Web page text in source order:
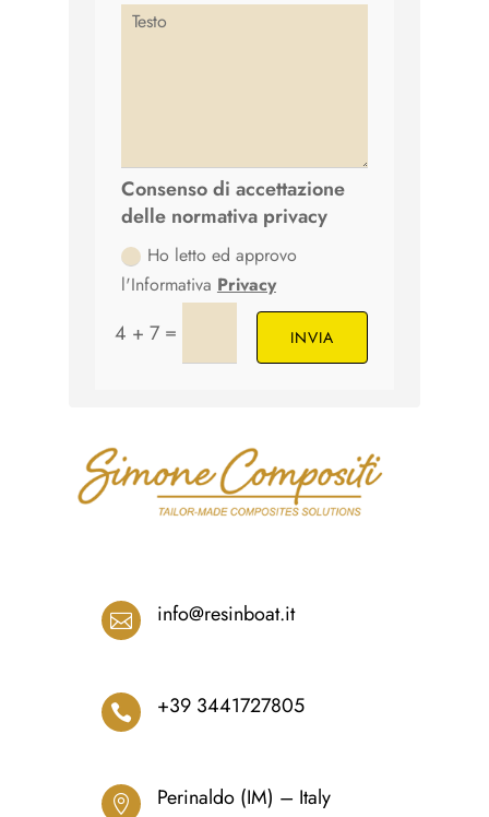
Consenso di accettazione
delle normativa privacy
Ho letto ed approvo
l'Informativa Privacy
4 + 7 = INVIA
 info@resinboat.it
 +39 3441727805
 Perinaldo (IM) – Italy